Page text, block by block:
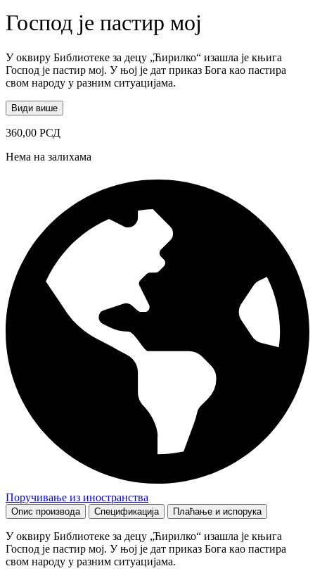
Господ је пастир мој
У оквиру Библиотеке за децу „Ћирилко“ изашла је књига
Господ је пастир мој. У њој је дат приказ Бога као пастира
свом народу у разним ситуацијама.
Види више
360,00 РСД
Нема на залихама
Поручивање из иностранства
Опис производа Спецификација Плаћање и испорука
У оквиру Библиотеке за децу „Ћирилко“ изашла је књига
Господ је пастир мој. У њој је дат приказ Бога као пастира
свом народу у разним ситуацијама.